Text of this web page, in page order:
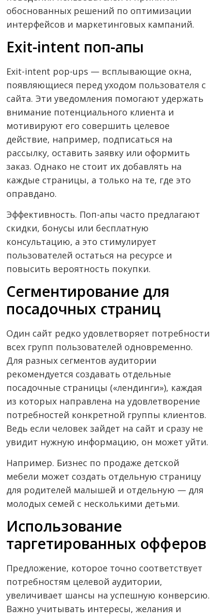
обоснованных решений по оптимизации
интерфейсов и маркетинговых кампаний.
Exit-intent поп-апы
Exit-intent pop-ups — всплывающие окна,
появляющиеся перед уходом пользователя с
сайта. Эти уведомления помогают удержать
внимание потенциального клиента и
мотивируют его совершить целевое
действие, например, подписаться на
рассылку, оставить заявку или оформить
заказ. Однако не стоит их добавлять на
каждые страницы, а только на те, где это
оправдано.
Эффективность. Поп-апы часто предлагают
скидки, бонусы или бесплатную
консультацию, а это стимулирует
пользователей остаться на ресурсе и
повысить вероятность покупки.
Сегментирование для
посадочных страниц
Один сайт редко удовлетворяет потребности
всех групп пользователей одновременно.
Для разных сегментов аудитории
рекомендуется создавать отдельные
посадочные страницы («лендинги»), каждая
из которых направлена на удовлетворение
потребностей конкретной группы клиентов.
Ведь если человек зайдет на сайт и сразу не
увидит нужную информацию, он может уйти.
Например. Бизнес по продаже детской
мебели может создать отдельную страницу
для родителей малышей и отдельную — для
молодых семей с несколькими детьми.
Использование
таргетированных офферов
Предложение, которое точно соответствует
потребностям целевой аудитории,
увеличивает шансы на успешную конверсию.
Важно учитывать интересы, желания и